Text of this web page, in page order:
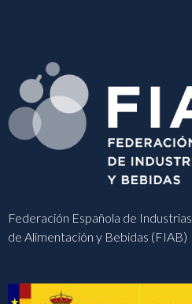
Federación Española de Industrias
de Alimentación y Bebidas (FIAB)